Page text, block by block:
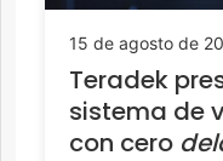
15 de agosto de
Teradek
sistema de
con cero